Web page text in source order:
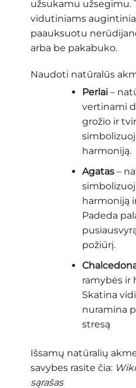
užsukamu užsegimu.
vidutiniams
paauksuotu
arba be pakabuko.
Naudoti natūralūs
Perlai–
vertinami
grožio ir
harmoniją.
Agatas–
harmoniją
Padeda
požiūrį.
ramybės ir
Skatina
nuramina
stresą
Išsamų natūralių
savybes rasite čia:
sąrašas